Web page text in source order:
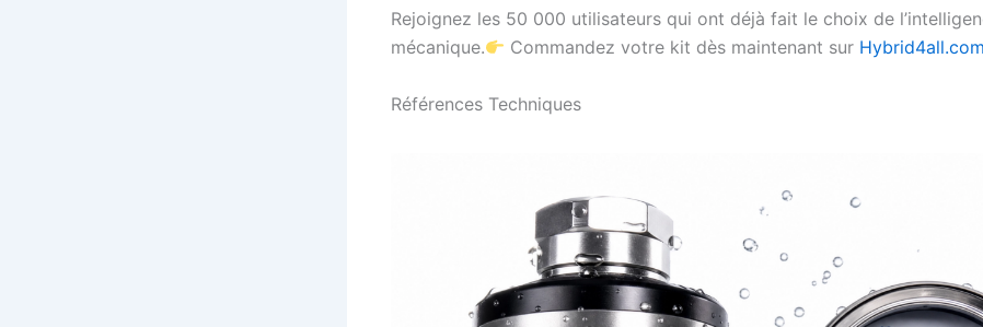
Rejoignez les 50 000 utilisateurs qui ont déjà fait le choix de
mécanique.
Commandez votre kit dès maintenant sur Hybrid4all.com
Références Techniques